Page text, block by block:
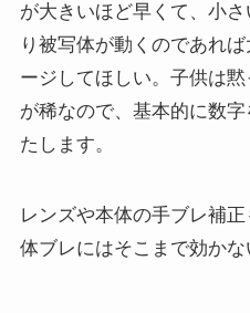
が大きいほど早くて、小
り被写体が動くのであれ
ージしてほしい。子供は
が稀なので、基本的に数
たします。
レンズや本体の手ブレ補
体ブレにはそこまで効かな